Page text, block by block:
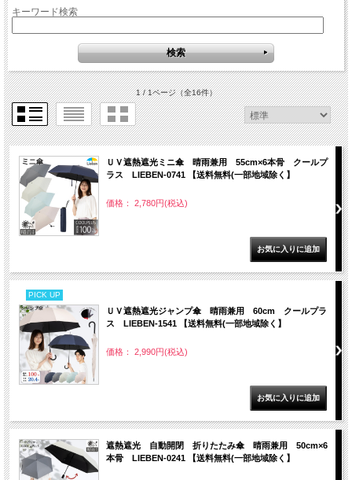
キーワード検索
1 / 1ページ（全16件）
ＵＶ遮熱遮光ミニ傘 晴雨兼用 55cm×6本骨 クールプ
ラス LIEBEN-0741 【送料無料(一部地域除く】
価格： 2,780円(税込)
PICK UP
ＵＶ遮熱遮光ジャンプ傘 晴雨兼用 60cm クールプラ
ス LIEBEN-1541 【送料無料(一部地域除く】
価格： 2,990円(税込)
遮熱遮光 自動開閉 折りたたみ傘 晴雨兼用 50cm×6
本骨 LIEBEN-0241 【送料無料(一部地域除く】